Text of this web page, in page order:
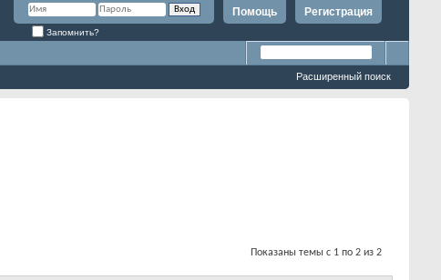
Регистрация
Помощь
Запомнить?
Расширенный поиск
Показаны темы с 1 по 2 из 2